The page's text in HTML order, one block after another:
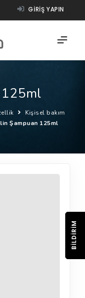
GIRIŞ YAPIN
125ml
Kişisel bakım
Şampuan 125ml
BILDIRIM